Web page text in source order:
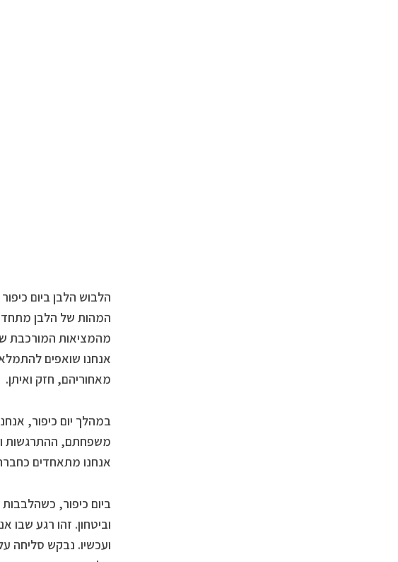
הלבוש הלבן ביום
המהות של הלבן
מהמציאות המורכבת
אנחנו שואפים
מאחוריהם, חזק ואיתן.
במהלך יום כיפור,
משפחתם, ההתרגשות
אנחנו מתאחדים
ביום כיפור,
וביטחון. זהו רגע
ועכשיו. נבקש סליחה